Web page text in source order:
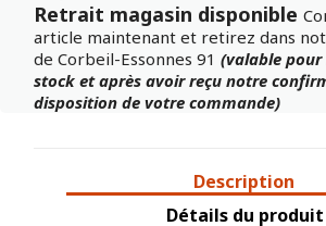
Retrait magasin disponible
article maintenant et retirez dans
de Corbeil-Essonnes 91 (valable pour
stock et après avoir reçu notre
disposition de votre commande)
Description
Détails du produit